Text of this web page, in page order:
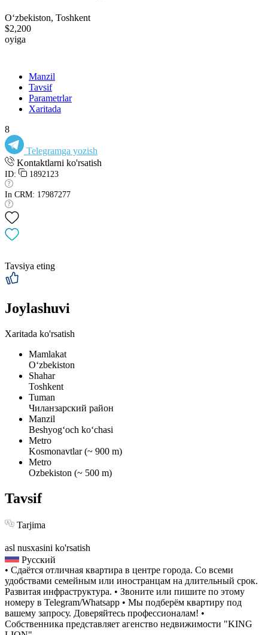
Oʻzbekiston, Toshkent
$2,200
oyiga
Manzil
Tavsif
Parametrlar
Xaritada
8
Telegramga yozish
Kontaktlarni ko'rsatish
ID: 1892123
In CRM: 17987277
Tavsiya eting
Joylashuvi
Xaritada ko'rsatish
Mamlakat
Oʻzbekiston
Shahar
Toshkent
Tuman
Чиланзарский район
Manzil
Beshyogʻoch koʻchasi
Metro
Kosmonavtlar (~ 900 m)
Metro
Ozbekiston (~ 500 m)
Tavsif
Tarjima
asl nusxasini ko'rsatish
Русский
• Сдаётся отличная квартира в центре города. Со всеми
удобствами семейным или иностранцам на длительный срок.
Развитая инфраструктура. • Звоните или пишите по этому
номеру в Telegram/Whatsapp • Мы подберём квартиру под
вашему запросу. Доверяйтесь профессионалам! •
Собственника представляет агенство недвижимости "KING